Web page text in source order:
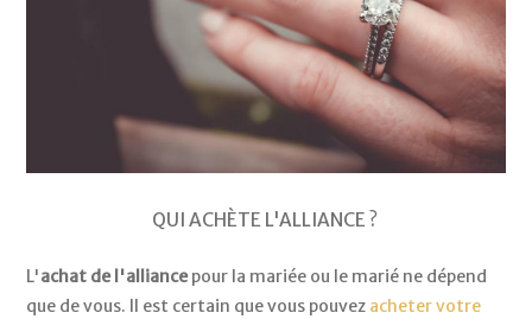
QUI ACHÈTE L'ALLIANCE ?
L'achat de l'alliancepour la mariée ou le marié ne dépend
que de vous. Il est certain que vous pouvez acheter votre